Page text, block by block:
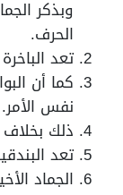
وبذكر
الحرف.
تعد
كما أن
نفس الأمر.
ذلك بخلاف
تعد
الجماد